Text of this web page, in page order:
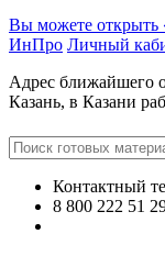
Вы можете
ИнПро Личный
Адрес ближайшего
Казань, в Казани
Контактный
8 800 222 51